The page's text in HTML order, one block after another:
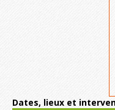
Dates, lieux et